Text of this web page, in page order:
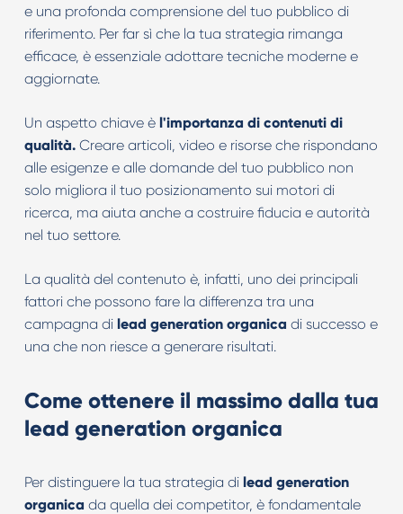
e una profonda comprensione del tuo pubblico di
riferimento. Per far sì che la tua strategia rimanga
efficace, è essenziale adottare tecniche moderne e
aggiornate.
Un aspetto chiave èl'importanza di contenuti di
qualità.Creare articoli, video e risorse che rispondano
alle esigenze e alle domande del tuo pubblico non
solo migliora il tuo posizionamento sui motori di
ricerca, ma aiuta anche a costruire fiducia e autorità
nel tuo settore.
La qualità del contenuto è, infatti, uno dei principali
fattori che possono fare la differenza tra una
campagna di lead generation organica di successo e
una che non riesce a generare risultati.
Come ottenere il massimo dalla tua
lead generation organica
Per distinguere la tua strategia di lead generation
organica da quella dei competitor, è fondamentale